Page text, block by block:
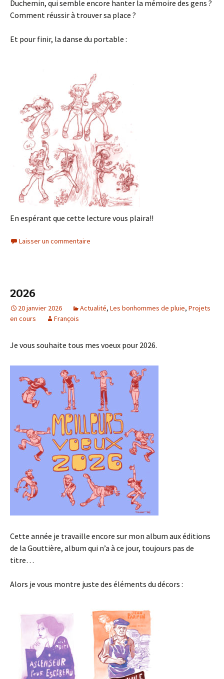
Duchemin, qui semble encore hanter la mémoire des gens ?
Comment réussir à trouver sa place ?
Et pour finir, la danse du portable :
En espérant que cette lecture vous plaira!!
Laisser un commentaire
2026
20 janvier 2026 Actualité, Les bonhommes de pluie, Projets
en cours
François
Je vous souhaite tous mes voeux pour 2026.
Cette année je travaille encore sur mon album aux éditions
de la Gouttière, album qui n’a à ce jour, toujours pas de
titre…
Alors je vous montre juste des éléments du décors :